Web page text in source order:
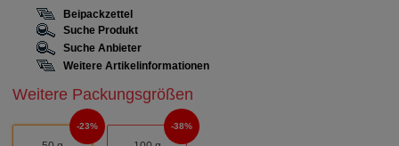
Beipackzettel
Suche Produkt
Suche Anbieter
Weitere Artikelinformationen
Weitere Packungsgrößen
23% 38%